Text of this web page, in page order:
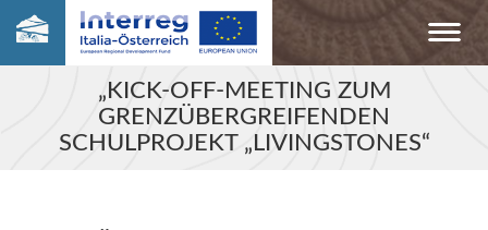
„KICK-OFF-MEETING ZUM
GRENZÜBERGREIFENDEN
SCHULPROJEKT „LIVINGSTONES“